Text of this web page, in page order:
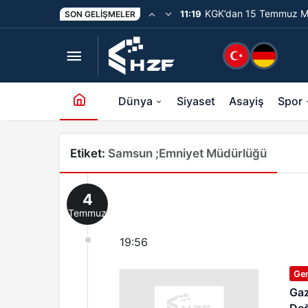
SON GELIŞMELER 11:19 KGK’dan 15 Temmuz
Unutturmayacağız”
Dünya Siyaset Asayiş Spor
Etiket: Samsun ;emniyet Müdürlüğü
4
Temmuz
19:56